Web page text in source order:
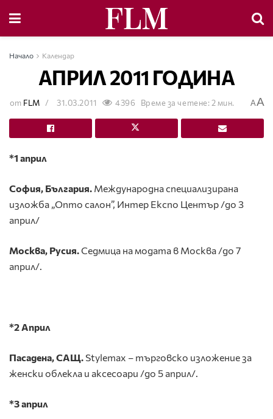
Начало Календар
АПРИЛ 2011 ГОДИНА
от FLM 31.03.2011 4396 Време за четене: 2 мин. AA
*1 април
София, България. Международна специализирана
изложба „Опто салон”, Интер Експо Център /до 3
април/
Москва, Русия.Седмица на модата в Москва /до 7
април/.
*2 Април
Пасадена,САЩ. Stylemax – търговско изложение за
женски облекла и аксесоари /до 5 април/.
*3 април